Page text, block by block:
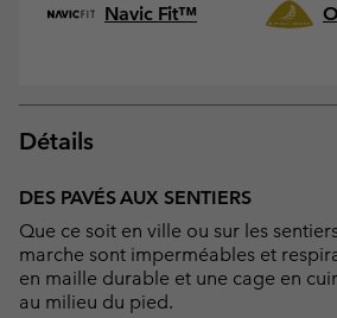
Navic Fit™
Détails
DES PAVÉS AUX SENTIERS
Que ce soit en ville ou sur les
marche sont imperméables et
en maille durable et une cage en
au milieu du pied.